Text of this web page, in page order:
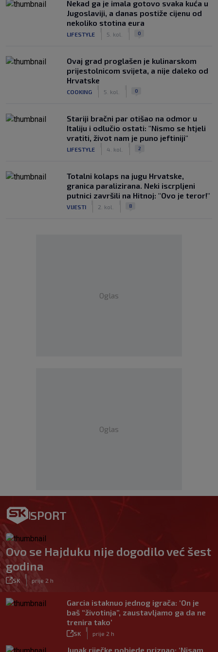
Nekad ga je imala gotovo svaka kuća u
Jugoslaviji, a danas postiže cijenu od
nekoliko stotina eura
LIFESTYLE 5. kol. 0
Ovaj grad proglašen je kulinarskom
prijestolnicom svijeta, a nije daleko od
Hrvatske
COOKING 5. kol. 0
Stariji bračni par otišao na odmor u
Italiju i odlučio ostati: "Nismo se htjeli
vratiti, život nam je puno jeftiniji"
LIFESTYLE 4. kol. 2
Totalni kolaps na jugu Hrvatske,
granica paralizirana. Neki iscrpljeni
putnici završili na Hitnoj: "Ovo je teror!"
VIJESTI 2. kol. 8
Oglas
Oglas
SPORT
Ovo se Hajduku nije dogodilo već šest
godina
SK prije 2 h
Garcia istaknuo jednog igrača: ‘On je
baš “životinja”, zaustavljamo ga da ne
trenira tako’
SK prije 2 h
Junak riječke pobjede priznao: ‘Nisam